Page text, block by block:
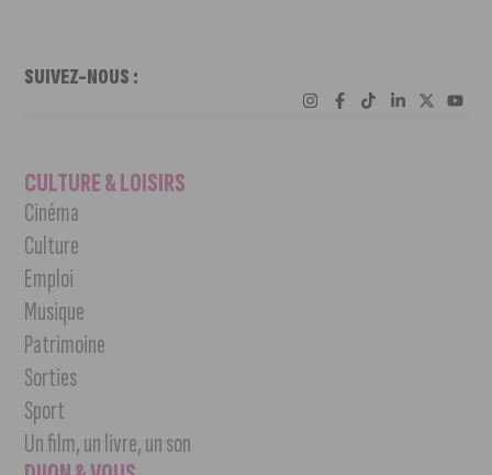
SUIVEZ-NOUS :
CULTURE & LOISIRS
Cinéma
Culture
Emploi
Musique
Patrimoine
Sorties
Sport
Un film, un livre, un son